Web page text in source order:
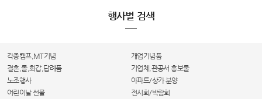
행사별 검색
각종캠프,MT기념
개업기념품
결혼,돌,회갑,답례품
기업체,관공서 홍보물
노조행사
아파트/상가 분양
어린이날 선물
전시회/박람회